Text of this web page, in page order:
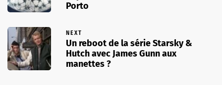
Porto
NEXT
Un reboot de la série Starsky &
Hutch avec James Gunn aux
manettes ?